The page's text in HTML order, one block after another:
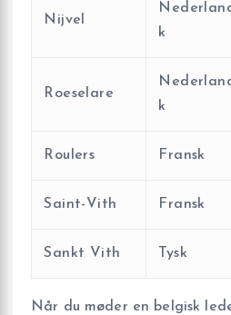
Nijvel
k
Roeselare
k
Roulers Fransk
Saint-Vith Fransk
Sankt Vith Tysk
Når du møder en belgisk